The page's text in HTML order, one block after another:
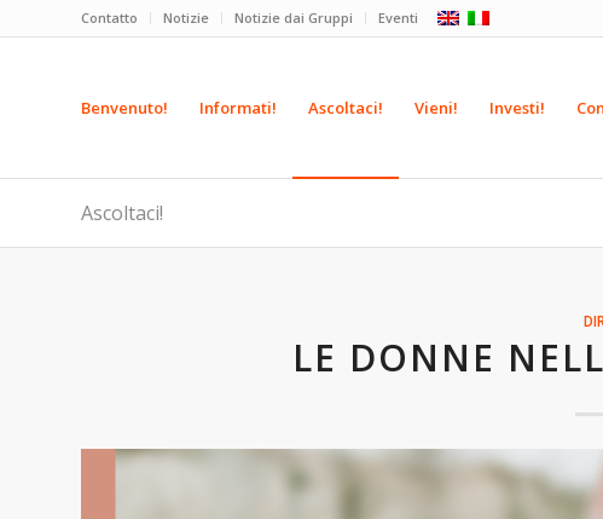
Contatto Notizie Notizie dai Gruppi Eventi
Benvenuto! Informati! Ascoltaci! Vieni! Investi!
Ascoltaci!
LE DONNE